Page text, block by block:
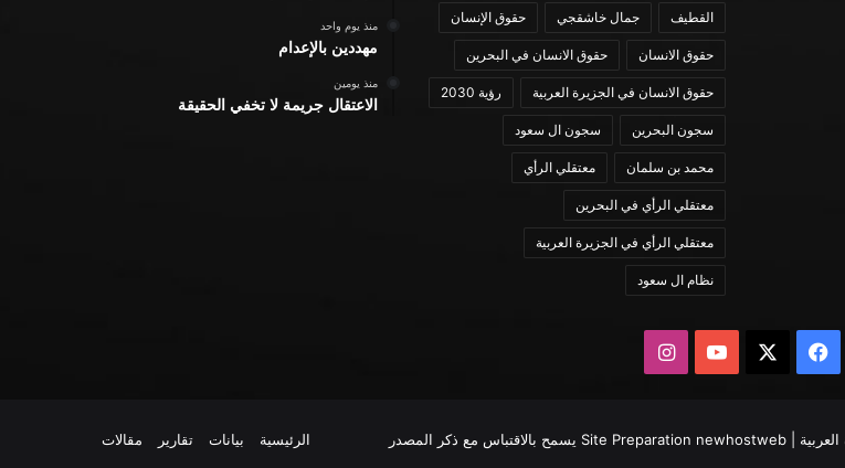
القطيف جمال خاشقجي حقوق الإنسان
حقوق الانسان حقوق الانسان في البحرين
حقوق الانسان في الجزيرة العربية رؤية 2030
سجون البحرين سجون ال سعود
محمد بن سلمان معتقلي الرأي
معتقلي الرأي في البحرين
معتقلي الرأي في الجزيرة العربية
نظام ال سعود
منذ يوم واحد
مهددين بالإعدام
منذ يومين
الاعتقال جريمة لا تخفي الحقيقة
فيسبوك يوتيوبانستقرام
newhostweb يسمح بالاقتباس مع ذكر المصدر الرئيسية بيانات تقارير مقالات